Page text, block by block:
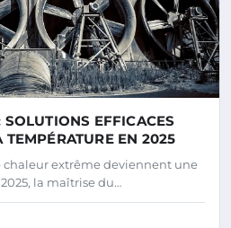
EFFICACES
EN 2025
chaleur extrême deviennent une
la maîtrise du…